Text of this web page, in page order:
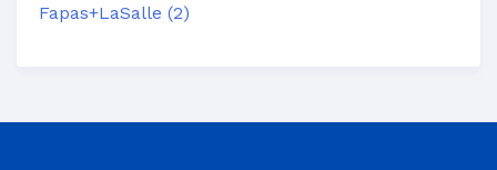
Fapas+LaSalle (2)